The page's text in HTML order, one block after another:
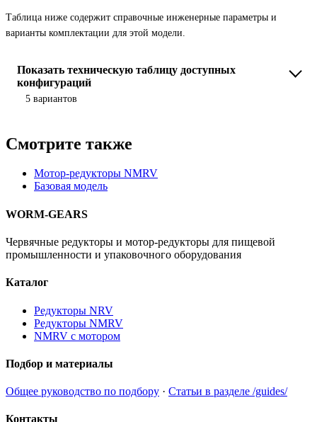
Таблица ниже содержит справочные инженерные параметры и
варианты комплектации для этой модели.
Показать техническую таблицу доступных
конфигураций
5 вариантов
Смотрите также
Мотор-редукторы NMRV
Базовая модель
WORM-GEARS
Червячные редукторы и мотор-редукторы для пищевой
промышленности и упаковочного оборудования
Каталог
Редукторы NRV
Редукторы NMRV
NMRV с мотором
Подбор и материалы
Общее руководство по подбору · Статьи в разделе /guides/
Контакты